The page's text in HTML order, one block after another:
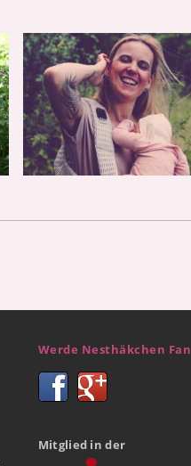
Werde Nesthäkchen Fan
Mitglied in der